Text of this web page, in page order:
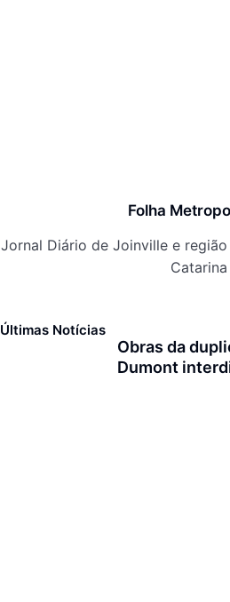
Folha
Jornal Diário de Joinville e
Catarina
Últimas Notícias
Obras da
Dumont